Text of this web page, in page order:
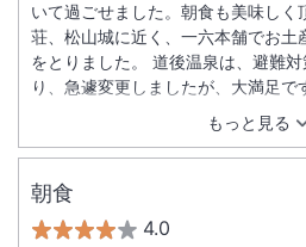
もっと見る
いて過ごせました。朝食も美味し
荘、松山城に近く、一六本舗でお土
をとりました。 道後温泉は、避難
り、急遽変更しましたが、大満足で
朝食
4.0